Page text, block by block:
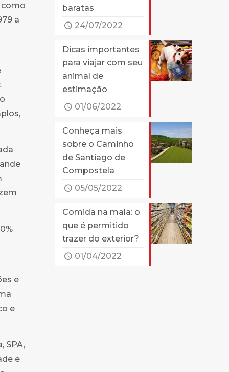
como
a
e
e
SPA,
e
baratas
24/07/2022
Dicas importantes
para viajar com seu
animal de
estimação
01/06/2022
Conheça mais
sobre o Caminho
de Santiago de
Compostela
05/05/2022
Comida na mala: o
que é permitido
trazer do exterior?
01/04/2022